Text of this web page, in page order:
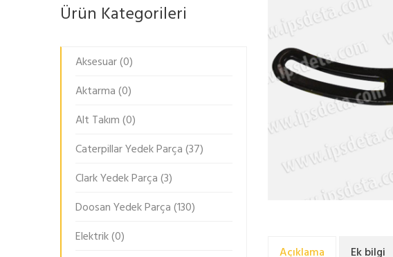
Açıklama Ek bilgi
Ürün Kategorileri
Aksesuar(0)
Aktarma(0)
Alt Takım(0)
Caterpillar Yedek Parça(37)
Clark Yedek Parça(3)
Doosan Yedek Parça(130)
Elektrik(0)